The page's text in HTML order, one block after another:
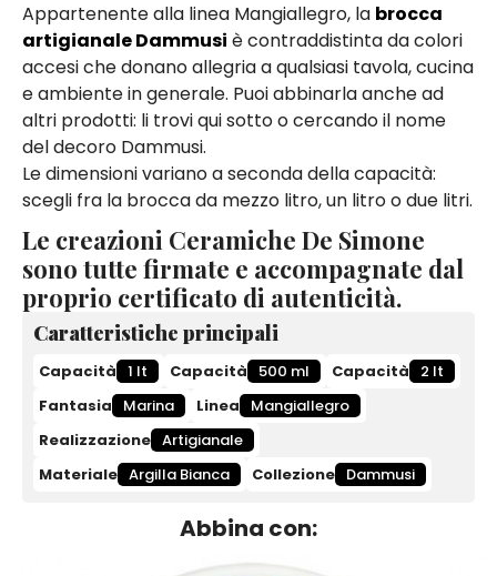
Appartenente alla linea Mangiallegro, la brocca
artigianale Dammusi è contraddistinta da colori
accesi che donano allegria a qualsiasi tavola, cucina
e ambiente in generale. Puoi abbinarla anche ad
altri prodotti: li trovi qui sotto o cercando il nome
del decoro Dammusi.
Le dimensioni variano a seconda della capacità:
scegli fra la brocca da mezzo litro, un litro o due litri.
Le creazioni Ceramiche De Simone
sono tutte firmate e accompagnate dal
proprio certificato di autenticità.
Caratteristiche principali
Capacità 1 lt Capacità 500 ml Capacità
2 lt
Fantasia
Marina Linea
Mangiallegro
Realizzazione Artigianale
Materiale Argilla Bianca Collezione Dammusi
Abbina con: